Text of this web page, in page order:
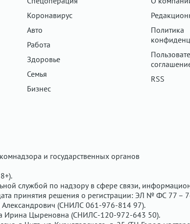
Коронавирус
Авто
Работа
Здоровье
Семья
Бизнес
Политика
RSS
и государственных органов
службой по надзору в сфере связи,
принятия решения о регистрации: ЭЛ № ФС 77 –
Александрович (СНИЛС 061-976-814 97).
Ирина Цыреновна (СНИЛС-120-972-643 50).